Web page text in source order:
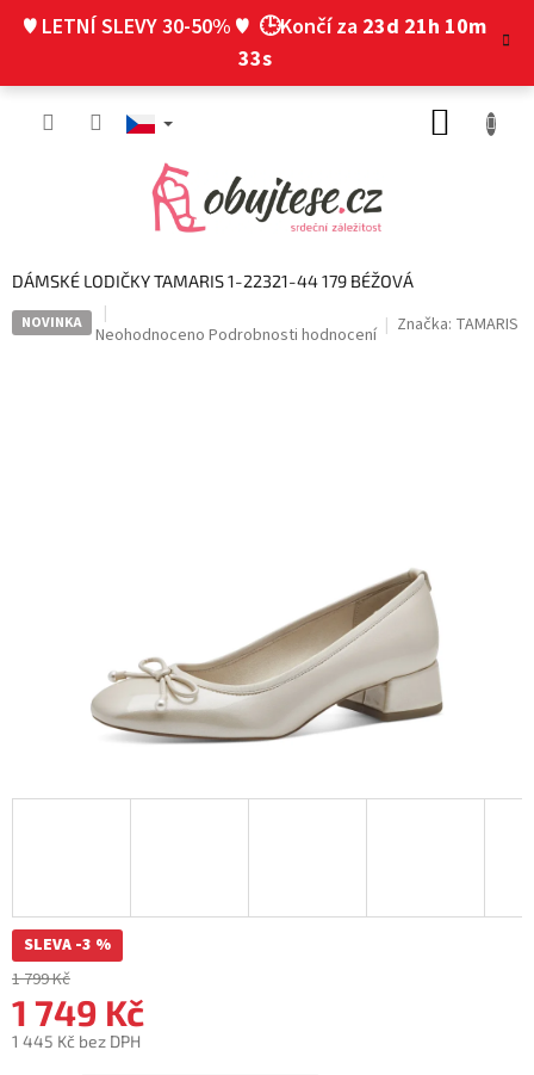
♥ LETNÍ SLEVY 30-50% ♥ 🕒Končí za 23d 21h 10m
32s
DÁMSKÉ LODIČKY TAMARIS 1-22321-44 179 BÉŽOVÁ
NOVINKA
Průměrné
Neohodnoceno Podrobnosti hodnocení Značka: TAMARIS
SLEVA -3 %
1 799 Kč
1 749 Kč
1 445 Kč bez DPH